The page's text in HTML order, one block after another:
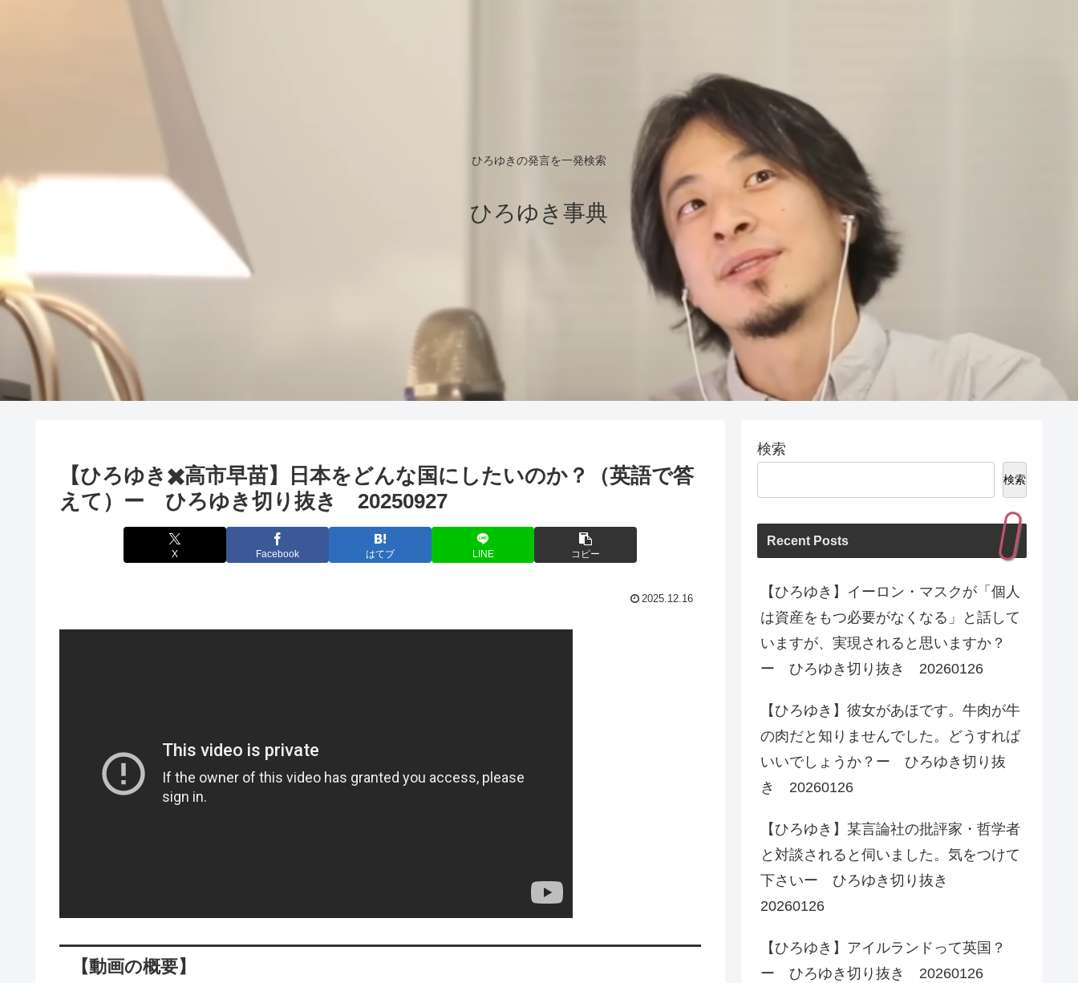
ひろゆきの発言を一発検索
ひろゆき事典
【ひろゆき✖️高市早苗】日本をどんな国にしたいのか？（英語で答
えて）ー ひろゆき切り抜き 20250927
X Facebook はてブ LINE コピー
2025.12.16
【動画の概要】
検索
検索
Recent Posts
【ひろゆき】イーロン・マスクが「個人
は資産をもつ必要がなくなる」と話して
いますが、実現されると思いますか？
ー ひろゆき切り抜き 20260126
【ひろゆき】彼女があほです。牛肉が牛
の肉だと知りませんでした。どうすれば
いいでしょうか？ー ひろゆき切り抜
き 20260126
【ひろゆき】某言論社の批評家・哲学者
と対談されると伺いました。気をつけて
下さいー ひろゆき切り抜き
20260126
【ひろゆき】アイルランドって英国？
ー ひろゆき切り抜き 20260126